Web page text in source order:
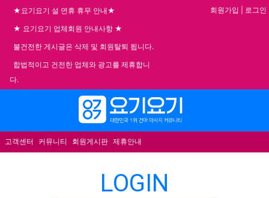
★요기요기 설 연휴 휴무 안내★
★ 요기요기 업체회원 안내사항 ★
불건전한 게시글은 삭제 및 회원탈퇴 됩니다.
합법적이고 건전한 업체와 광고를 제휴합니
다.
회원가입 로그인
고객센터 커뮤니티 회원게시판 제휴안내
LOGIN